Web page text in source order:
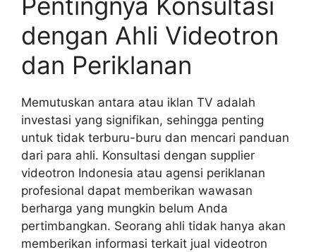
dengan Ahli Videotron
dan Periklanan
Memutuskan antara atau iklan TV adalah
investasi yang signifikan, sehingga penting
untuk tidak terburu-buru dan mencari panduan
dari para ahli. Konsultasi dengan supplier
videotron Indonesia atau agensi periklanan
profesional dapat memberikan wawasan
berharga yang mungkin belum Anda
pertimbangkan. Seorang ahli tidak hanya akan
memberikan informasi terkait jual videotron